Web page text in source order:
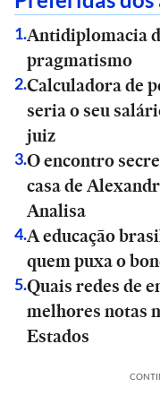
1.Antidiplomacia
pragmatismo
2.Calculadora de
seria o seu
juiz
3.O encontro
casa de
Analisa
4.A educação
quem puxa o
5.Quais redes de
melhores notas
Estados